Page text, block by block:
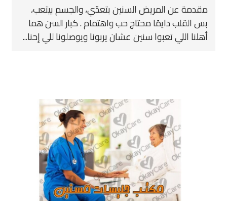
مقدمة عن المريض السنين بتعدّي، والجسم بيتعب،
بس القلب دايمًا محتاج حب واهتمام . كبار السن هما
أهلنا اللي تعبوا سنين عشان يربونا ويوصلونا للي إحنا...